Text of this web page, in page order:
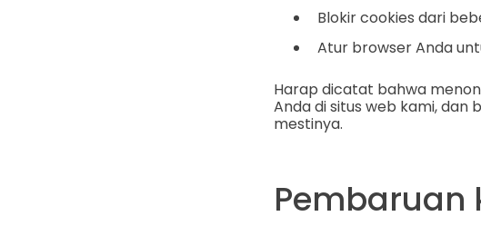
Blokir cookies dari
Atur browser Anda
Harap dicatat bahwa
Anda di situs web kami,
mestinya.
Pembaruan